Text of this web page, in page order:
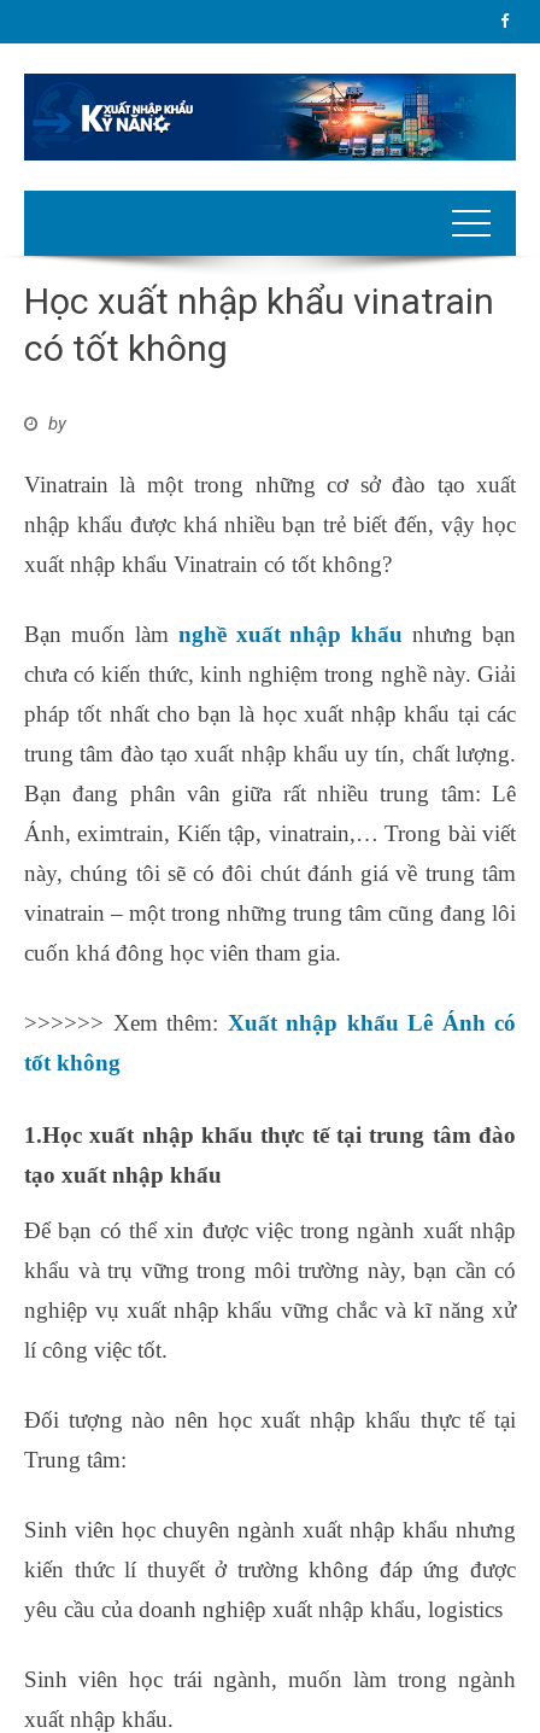
Học xuất nhập khẩu vinatrain
có tốt không
by
Vinatrain là một trong những cơ sở đào tạo xuất
nhập khẩu được khá nhiều bạn trẻ biết đến, vậy học
xuất nhập khẩu Vinatrain có tốt không?
Bạn muốn làm nghề xuất nhập khẩu nhưng bạn
chưa có kiến thức, kinh nghiệm trong nghề này. Giải
pháp tốt nhất cho bạn là học xuất nhập khẩu tại các
trung tâm đào tạo xuất nhập khẩu uy tín, chất lượng.
Bạn đang phân vân giữa rất nhiều trung tâm: Lê
Ánh, eximtrain, Kiến tập, vinatrain,… Trong bài viết
này, chúng tôi sẽ có đôi chút đánh giá về trung tâm
vinatrain – một trong những trung tâm cũng đang lôi
cuốn khá đông học viên tham gia.
>>>>>> Xem thêm: Xuất nhập khẩu Lê Ánh có
tốt không
1.Học xuất nhập khẩu thực tế tại trung tâm đào
tạo xuất nhập khẩu
Để bạn có thể xin được việc trong ngành xuất nhập
khẩu và trụ vững trong môi trường này, bạn cần có
nghiệp vụ xuất nhập khẩu vững chắc và kĩ năng xử
lí công việc tốt.
Đối tượng nào nên học xuất nhập khẩu thực tế tại
Trung tâm:
Sinh viên học chuyên ngành xuất nhập khẩu nhưng
kiến thức lí thuyết ở trường không đáp ứng được
yêu cầu của doanh nghiệp xuất nhập khẩu, logistics
Sinh viên học trái ngành, muốn làm trong ngành
xuất nhập khẩu.